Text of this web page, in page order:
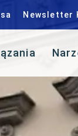
Newsletter